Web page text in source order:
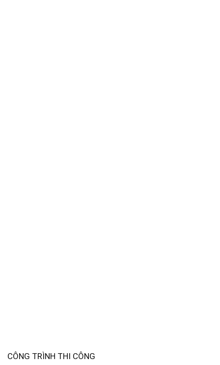
CÔNG TRÌNH THI CÔNG